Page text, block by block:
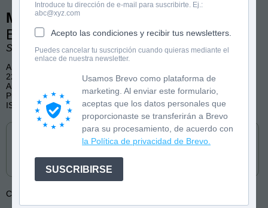
Introduce tu dirección de e-mail para suscribirte. Ej.:
abc@xyz.com
Acepto las condiciones y recibir tus newsletters.
Puedes cancelar tu suscripción cuando quieras mediante el
enlace de nuestra newsletter.
Usamos Brevo como plataforma de
marketing. Al enviar este formulario,
aceptas que los datos personales que
proporcionaste se transferirán a Brevo
para su procesamiento, de acuerdo con
la Política de privacidad de Brevo.
SUSCRIBIRSE
Magicanguros 4
El poder de cuatro
Sabrina Catdoor. Ilustraciones de Alberto Expósito.
A partir de 10 años
224 páginas, color
Amistad, Fantasía, Aventura
Publicado por Edebé en castellano y catalán
ISBN: 9788468377810
Cómpralo en
Colección: